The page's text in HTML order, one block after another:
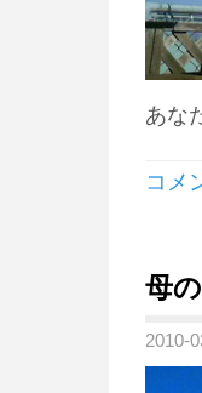
あな
コメ
母
2010-